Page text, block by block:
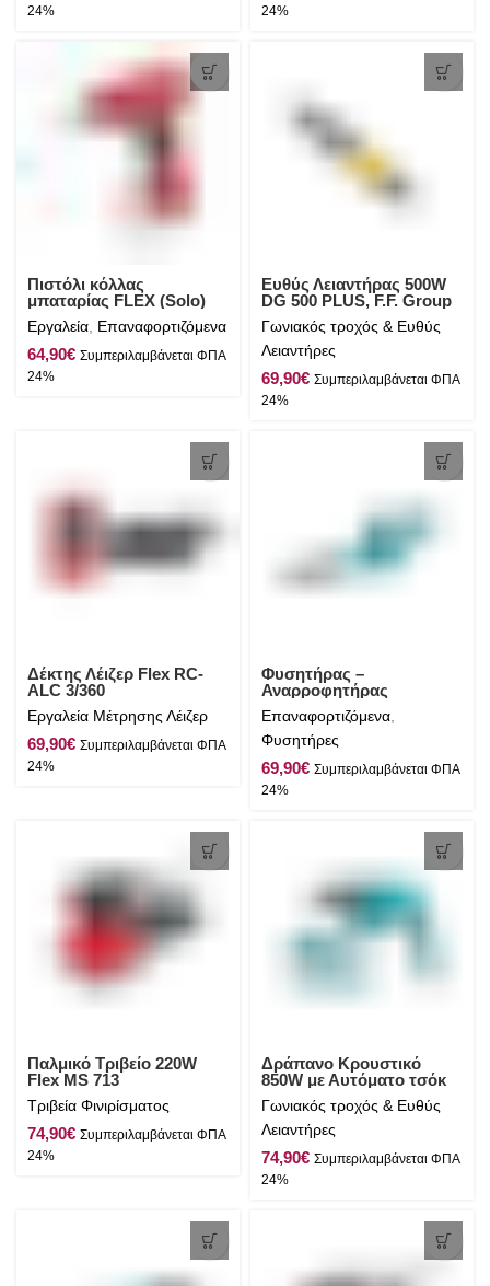
Πιστόλι κόλλας
μπαταρίας FLEX (Solo)
GG 200 18
Εργαλεία, Επαναφορτιζόμενα
€
Ευθύς Λειαντήρας 500W
DG 500 PLUS, F.F. Group
Γωνιακός τροχός & Ευθύς
Λειαντήρες
€
Δέκτης Λέιζερ Flex RC-
ALC 3/360
Εργαλεία Μέτρησης Λέιζερ
€
Φυσητήρας –
Αναρροφητήρας
Μπαταρίας Λιθίου 20V
Total
Επαναφορτιζόμενα,
Φυσητήρες
€
Παλμικό Τριβείο 220W
Flex MS 713
Τριβεία Φινιρίσματος
€
Δράπανο Κρουστικό
850W με Αυτόματο τσόκ
13mm Total
Γωνιακός τροχός & Ευθύς
Λειαντήρες
€